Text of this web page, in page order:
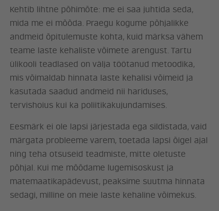
LÖÖ KAASA
KONTAKT
Kehtib lihtne põhimõte: me ei saa juhtida seda,
mida me ei mõõda. Praegu kogume põhjalikke
andmeid õpitulemuste kohta, kuid märksa vähem
teame laste kehaliste võimete arengust. Tartu
ülikooli teadlased on välja töötanud metoodika,
mis võimaldab hinnata laste kehalisi võimeid ja
kasutada saadud andmeid nii hariduses,
tervishoius kui ka poliitikakujundamises.
Eesmärk ei ole lapsi järjestada ega sildistada, vaid
märgata probleeme varem, toetada lapsi õigel ajal
ning teha otsuseid teadmiste, mitte oletuste
põhjal. Kui me mõõdame lugemisoskust ja
matemaatikapädevust, peaksime suutma hinnata
sedagi, milline on meie laste kehaline võimekus.